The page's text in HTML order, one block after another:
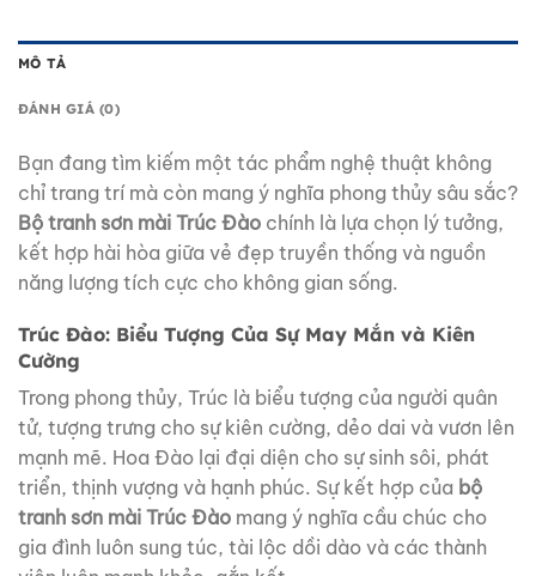
MÔ TẢ
ĐÁNH GIÁ (0)
Bạn đang tìm kiếm một tác phẩm nghệ thuật không
chỉ trang trí mà còn mang ý nghĩa phong thủy sâu sắc?
Bộ tranh sơn mài Trúc Đào chính là lựa chọn lý tưởng,
kết hợp hài hòa giữa vẻ đẹp truyền thống và nguồn
năng lượng tích cực cho không gian sống.
Trúc Đào: Biểu Tượng Của Sự May Mắn và Kiên
Cường
Trong phong thủy, Trúc là biểu tượng của người quân
tử, tượng trưng cho sự kiên cường, dẻo dai và vươn lên
mạnh mẽ. Hoa Đào lại đại diện cho sự sinh sôi, phát
triển, thịnh vượng và hạnh phúc. Sự kết hợp của bộ
tranh sơn mài Trúc Đào mang ý nghĩa cầu chúc cho
gia đình luôn sung túc, tài lộc dồi dào và các thành